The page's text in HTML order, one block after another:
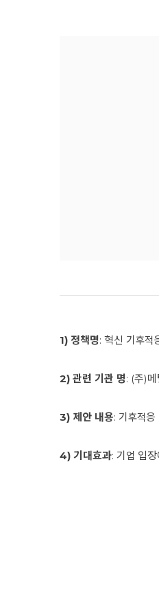
1) 정책명: 혁신 기후적
2) 관련 기관 명: (주)
3) 제안 내용: 기후적
4) 기대효과: 기업 입